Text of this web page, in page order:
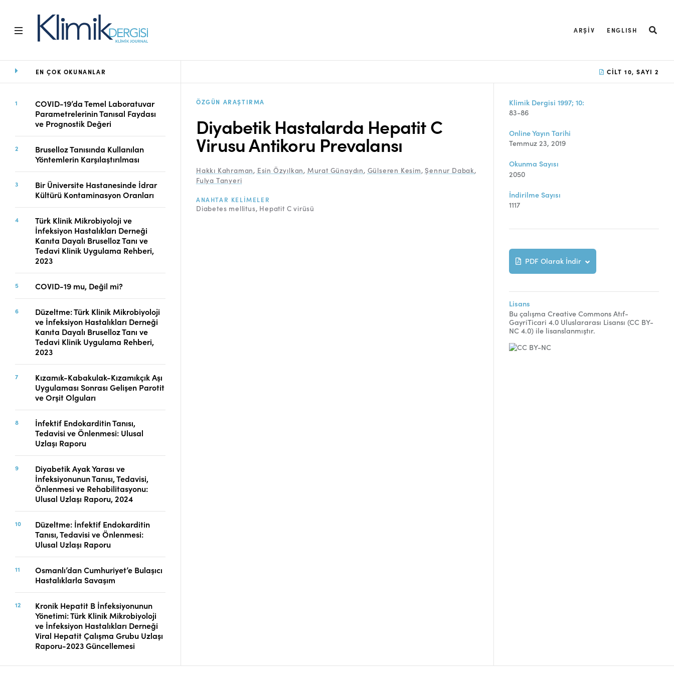
ARŞIV ENGLISH
Ana Sayfa
Amaç ve Kapsam
Açık Erişim İlkesi
Yayın Kurulu
Editoryal Süreç
Danışmanlık Süreci
Yazarlara Bilgi
Online Makale
Gönderimi
Dizinler
Telif Hakları
İletişim
FACEBOOK TWITTER
EN ÇOK OKUNANLAR
COVID-19’da Temel Laboratuvar
Parametrelerinin Tanısal Faydası
ve Prognostik Değeri
Bruselloz Tanısında Kullanılan
Yöntemlerin Karşılaştırılması
Bir Üniversite Hastanesinde İdrar
Kültürü Kontaminasyon Oranları
Türk Klinik Mikrobiyoloji ve
İnfeksiyon Hastalıkları Derneği
Kanıta Dayalı Bruselloz Tanı ve
Tedavi Klinik Uygulama Rehberi,
2023
COVID-19 mu, Değil mi?
Düzeltme: Türk Klinik Mikrobiyoloji
ve İnfeksiyon Hastalıkları Derneği
Kanıta Dayalı Bruselloz Tanı ve
Tedavi Klinik Uygulama Rehberi,
2023
Kızamık-Kabakulak-Kızamıkçık Aşı
Uygulaması Sonrası Gelişen Parotit
ve Orşit Olguları
İnfektif Endokarditin Tanısı,
Tedavisi ve Önlenmesi: Ulusal
Uzlaşı Raporu
Diyabetik Ayak Yarası ve
İnfeksiyonunun Tanısı, Tedavisi,
Önlenmesi ve Rehabilitasyonu:
Ulusal Uzlaşı Raporu, 2024
Düzeltme: İnfektif Endokarditin
Tanısı, Tedavisi ve Önlenmesi:
Ulusal Uzlaşı Raporu
Osmanlı’dan Cumhuriyet’e Bulaşıcı
Hastalıklarla Savaşım
Kronik Hepatit B İnfeksiyonunun
Yönetimi: Türk Klinik Mikrobiyoloji
ve İnfeksiyon Hastalıkları Derneği
Viral Hepatit Çalışma Grubu Uzlaşı
Raporu-2023 Güncellemesi
CILT 10, SAYI 2
ÖZGÜN ARAŞTIRMA
Diyabetik Hastalarda Hepatit C
Virusu Antikoru Prevalansı
Hakkı Kahraman, Esin Özyılkan, Murat Günaydın, Gülseren Kesim,Şennur Dabak,
Fulya Tanyeri
ANAHTAR KELIMELER
Diabetes mellitus Hepatit C virüsü
Klimik Dergisi 1997; 10:
83-86
Online Yayın Tarihi
Temmuz 23, 2019
Okunma Sayısı
2050
İndirilme Sayısı
1117
PDF Olarak İndir
Lisans
Bu çalışma Creative Commons Atıf-
GayriTicari 4.0 Uluslararası Lisansı (CC BY-
NC 4.0) ile lisanslanmıştır.